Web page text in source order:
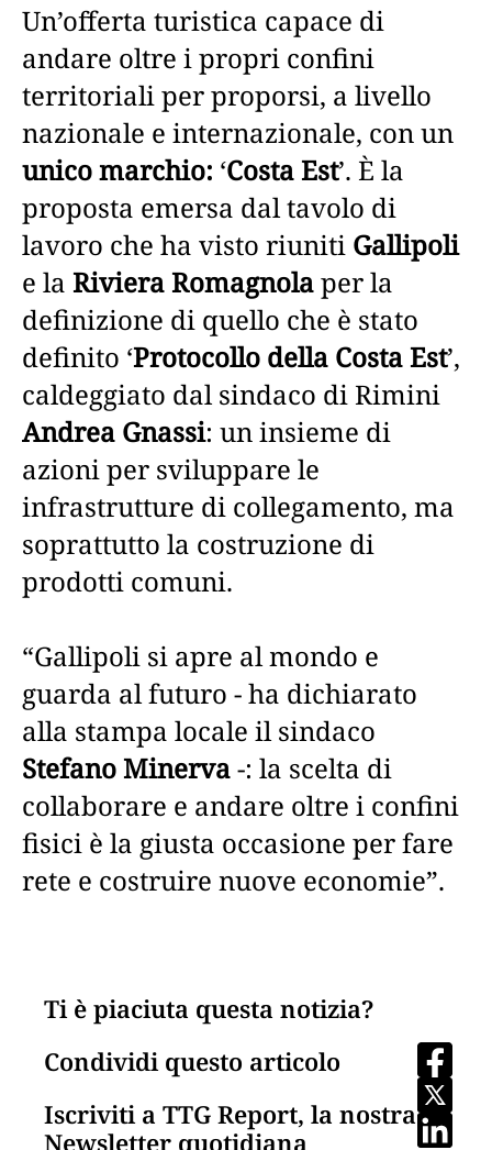
Un’offerta turistica capace di
andare oltre i propri confini
territoriali per proporsi, a livello
nazionale e internazionale, con un
unico marchio: ‘Costa Est’. È la
proposta emersa dal tavolo di
lavoro che ha visto riuniti Gallipoli
e la Riviera Romagnolaper la
definizione di quello che è stato
definito ‘Protocollo della Costa Est’,
caldeggiato dal sindaco di Rimini
Andrea Gnassi: un insieme di
azioni per sviluppare le
infrastrutture di collegamento, ma
soprattutto la costruzione di
prodotti comuni.
“Gallipoli si apre al mondo e
guarda al futuro - ha dichiarato
alla stampa locale il sindaco
Stefano Minerva-: la scelta di
collaborare e andare oltre i confini
fisici è la giusta occasione per fare
rete e costruire nuove economie”.
Ti è piaciuta questa notizia?
Condividi questo articolo
Iscriviti a TTG Report, la nostra
Newsletter quotidiana